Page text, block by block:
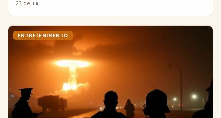
23 de jun.
ENTRETENIMENTO